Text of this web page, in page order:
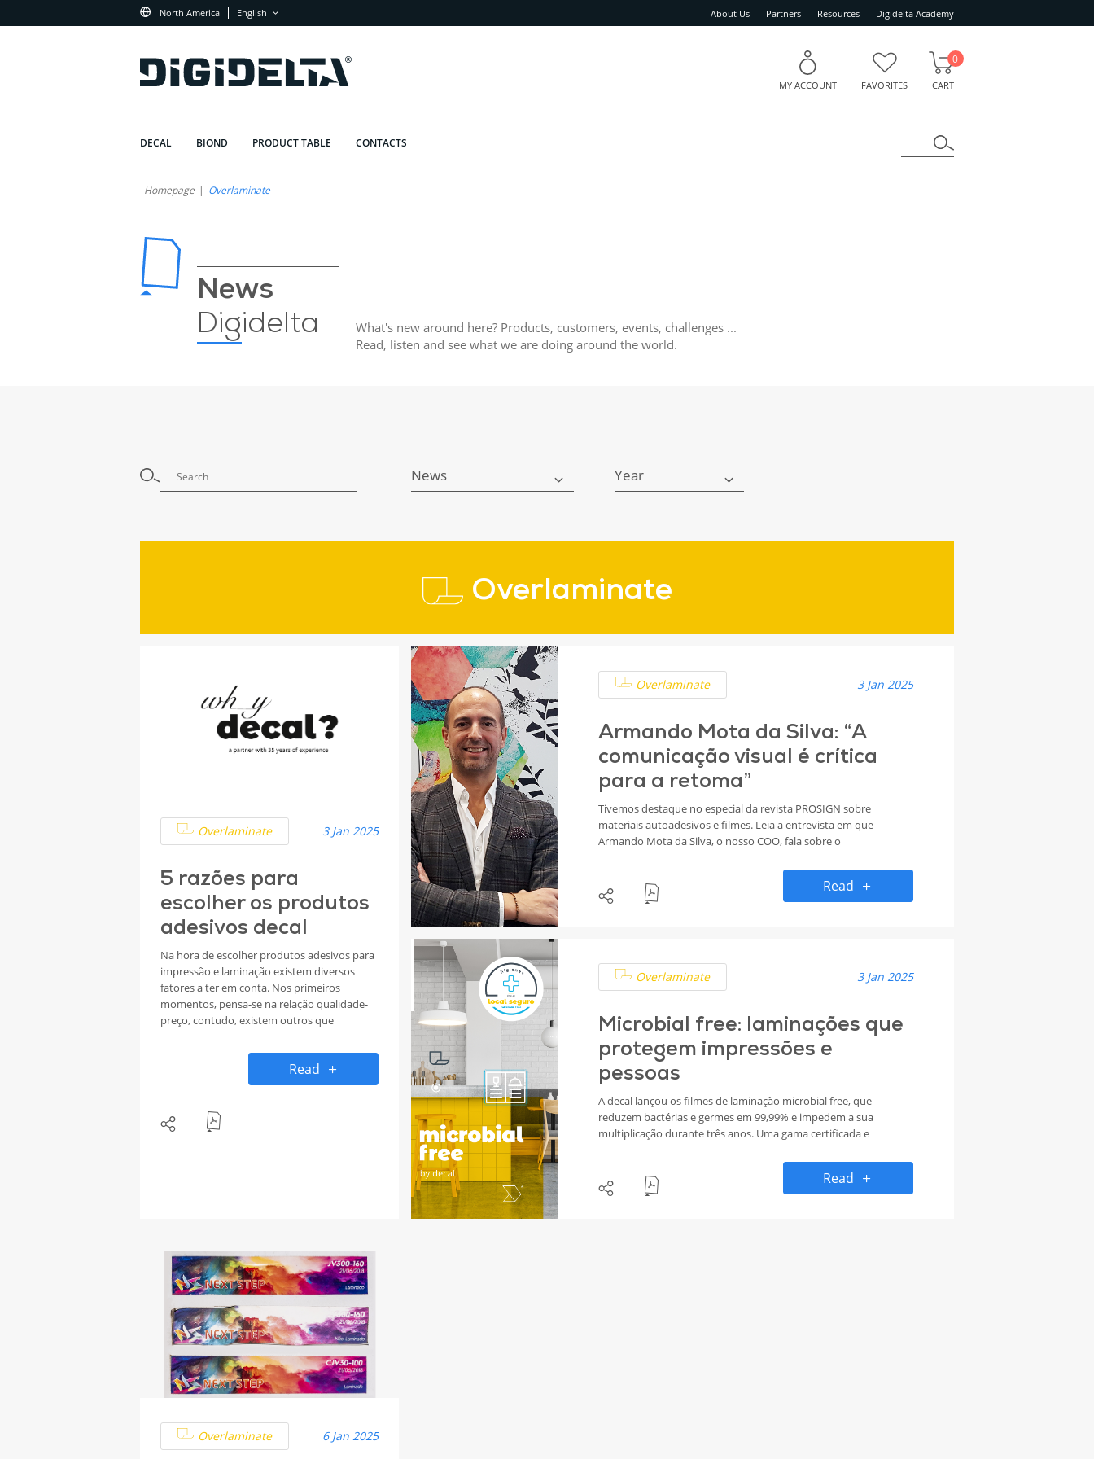
North America English About Us Partners Resources Digidelta Academy
MY ACCOUNT FAVORITES CART
0
DECAL BIOND PRODUCT TABLE CONTACTS
Homepage Overlaminate
News
Digidelta
What's new around here? Products, customers, events, challenges ...
Read, listen and see what we are doing around the world.
News Year
Overlaminate
Overlaminate 3 Jan 2025
5 razões para
escolher os produtos
adesivos decal
Na hora de escolher produtos adesivos para
impressão e laminação existem diversos
fatores a ter em conta. Nos primeiros
momentos, pensa-se na relação qualidade-
preço, contudo, existem outros que
resultados esperados com orçamentos
competitivos e sem surpresas desagradáveis.
Read
Overlaminate 3 Jan 2025
Armando Mota da Silva: “A
comunicação visual é crítica
para a retoma”
Tivemos destaque no especial da revista PROSIGN sobre
materiais autoadesivos e filmes. Leia a entrevista em que
Armando Mota da Silva, o nosso COO, fala sobre o
Read
Overlaminate 3 Jan 2025
Microbial free: laminações que
protegem impressões e
pessoas
A decal lançou os filmes de laminação microbial free, que
reduzem bactérias e germes em 99,99% e impedem a sua
multiplicação durante três anos. Uma gama certificada e
com que os profissionais da impressão digital de grande
formato respondem às exigências do mercado, mas
também a do cliente final.
Read
Overlaminate 6 Jan 2025